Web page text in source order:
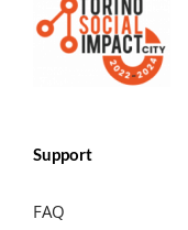
Support
FAQ